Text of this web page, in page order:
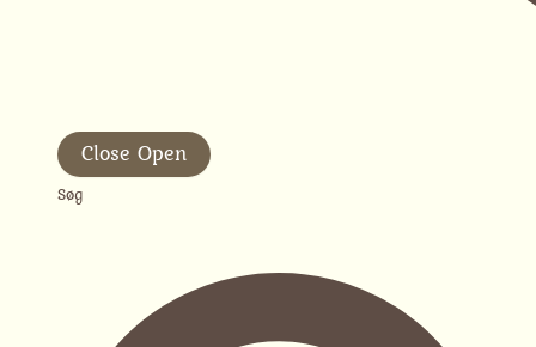
Close Open
Søg